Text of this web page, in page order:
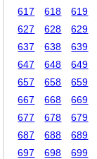
617
618 619
627
628 629
637
638 639
647
648 649
657
658 659
667
668 669
677
678 679
687
688 689
697
698 699